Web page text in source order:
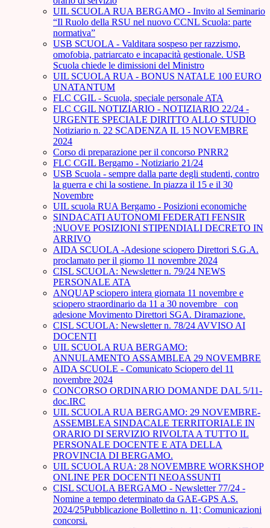
UIL SCUOLA RUA BERGAMO - Invito al Seminario
“Il Ruolo della RSU nel nuovo CCNL Scuola: parte
normativa”
USB SCUOLA - Valditara sospeso per razzismo,
omofobia, patriarcato e incapacità gestionale. USB
Scuola chiede le dimissioni del Ministro
UIL SCUOLA RUA - BONUS NATALE 100 EURO
UNATANTUM
FLC CGIL - Scuola, speciale personale ATA
FLC CGIL NOTIZIARIO - NOTIZIARIO 22/24 -
URGENTE SPECIALE DIRITTO ALLO STUDIO
Notiziario n. 22 SCADENZA IL 15 NOVEMBRE
2024
Corso di preparazione per il concorso PNRR2
FLC CGIL Bergamo - Notiziario 21/24
USB Scuola - sempre dalla parte degli studenti, contro
la guerra e chi la sostiene. In piazza il 15 e il 30
Novembre
UIL scuola RUA Bergamo - Posizioni economiche
SINDACATI AUTONOMI FEDERATI FENSIR
:NUOVE POSIZIONI STIPENDIALI DECRETO IN
ARRIVO
AIDA SCUOLA -Adesione sciopero Direttori S.G.A.
proclamato per il giorno 11 novembre 2024
CISL SCUOLA: Newsletter n. 79/24 NEWS
PERSONALE ATA
ANQUAP sciopero intera giornata 11 novembre e
sciopero straordinario da 11 a 30 novembre_ con
adesione Movimento Direttori SGA. Diramazione.
CISL SCUOLA: Newsletter n. 78/24 AVVISO AI
DOCENTI
UIL SCUOLA RUA BERGAMO:
ANNULAMENTO ASSAMBLEA 29 NOVEMBRE
AIDA SCUOLE - Comunicato Sciopero del 11
novembre 2024
CONCORSO ORDINARIO DOMANDE DAL 5/11-
doc.IRC
UIL SCUOLA RUA BERGAMO: 29 NOVEMBRE-
ASSEMBLEA SINDACALE TERRITORIALE IN
ORARIO DI SERVIZIO RIVOLTA A TUTTO IL
PERSONALE DOCENTE E ATA DELLA
PROVINCIA DI BERGAMO.
UIL SCUOLA RUA: 28 NOVEMBRE WORKSHOP
ONLINE PER DOCENTI NEOASSUNTI
CISL SCUOLA BERGAMO - Newsletter 77/24 -
Nomine a tempo determinato da GAE-GPS A.S.
2024/25Pubblicazione Bollettino n. 11; Comunicazioni
concorsi.